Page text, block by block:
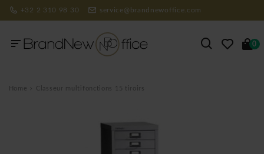
+32 2 310 98 30 service@brandnewoffice.com
0
Home Classeur multifonctions 15 tiroirs